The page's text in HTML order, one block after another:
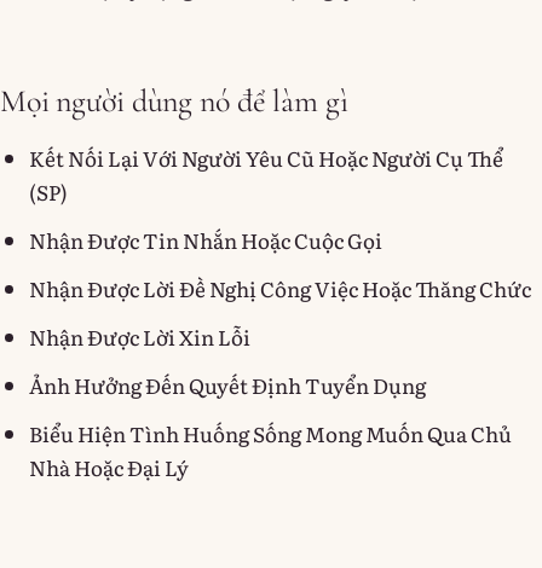
Mọi người dùng nó để làm gì
Kết Nối Lại Với Người Yêu Cũ Hoặc Người Cụ Thể
(SP)
Nhận Được Tin Nhắn Hoặc Cuộc Gọi
Nhận Được Lời Đề Nghị Công Việc Hoặc Thăng Chức
Nhận Được Lời Xin Lỗi
Ảnh Hưởng Đến Quyết Định Tuyển Dụng
Biểu Hiện Tình Huống Sống Mong Muốn Qua Chủ
Nhà Hoặc Đại Lý